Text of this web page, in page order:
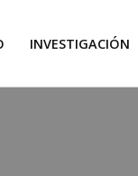
INVESTIGACIÓN